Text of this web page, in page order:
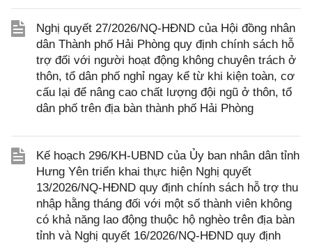
Nghị quyết 27/2026/NQ-HĐND của Hội đồng nhân
dân Thành phố Hải Phòng quy định chính sách hỗ
trợ đối với người hoạt động không chuyên trách ở
thôn, tổ dân phố nghỉ ngay kể từ khi kiện toàn, cơ
cấu lại để nâng cao chất lượng đội ngũ ở thôn, tổ
dân phố trên địa bàn thành phố Hải Phòng
Kế hoạch 296/KH-UBND của Ủy ban nhân dân tỉnh
Hưng Yên triển khai thực hiện Nghị quyết
13/2026/NQ-HĐND quy định chính sách hỗ trợ thu
nhập hằng tháng đối với một số thành viên không
có khả năng lao động thuộc hộ nghèo trên địa bàn
tỉnh và Nghị quyết 16/2026/NQ-HĐND quy định